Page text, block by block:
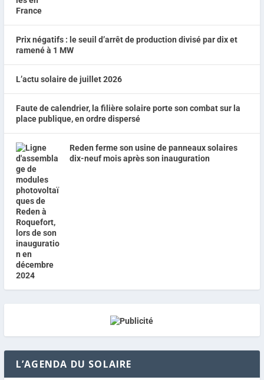
Prix négatifs : le seuil d’arrêt de production divisé par dix et
ramené à 1 MW
L’actu solaire de juillet 2026
Faute de calendrier, la filière solaire porte son combat sur la
place publique, en ordre dispersé
Reden ferme son usine de panneaux solaires
dix-neuf mois après son inauguration
L’AGENDA DU SOLAIRE